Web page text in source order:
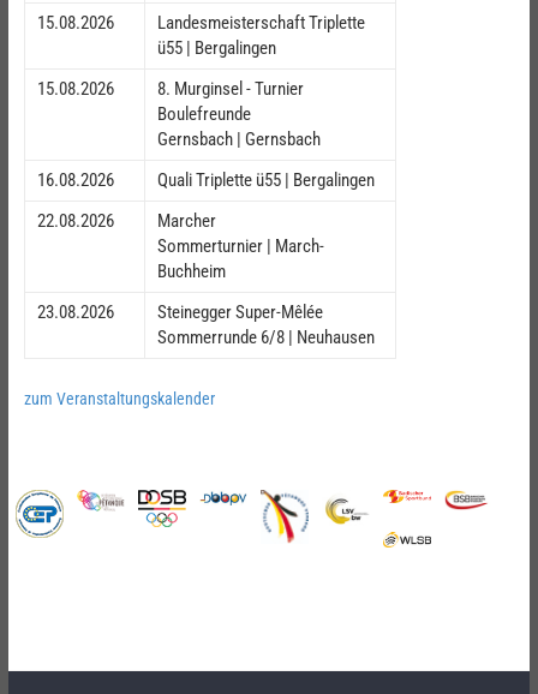
15.08.2026
Landesmeisterschaft Triplette
ü55 | Bergalingen
15.08.2026
8. Murginsel - Turnier
Boulefreunde
Gernsbach | Gernsbach
16.08.2026
Quali Triplette ü55 | Bergalingen
22.08.2026
Marcher
Sommerturnier | March-
Buchheim
23.08.2026
Steinegger Super-Mêlée
Sommerrunde 6/8 | Neuhausen
zum Veranstaltungskalender